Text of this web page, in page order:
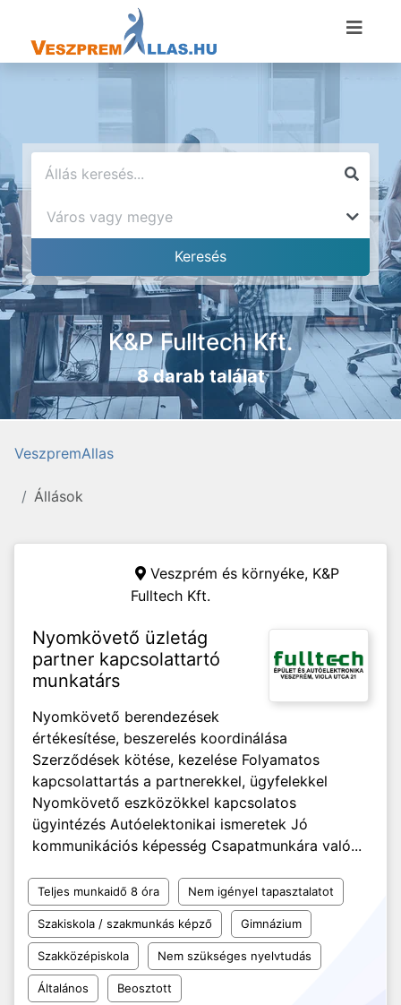
K&P Fulltech Kft.
8 darab találat
VeszpremAllas
Állások
Veszprém és környéke, K&P
Fulltech Kft.
Nyomkövető üzletág
partner kapcsolattartó
munkatárs
Nyomkövető berendezések
értékesítése, beszerelés koordinálása
Szerződések kötése, kezelése Folyamatos
kapcsolattartás a partnerekkel, ügyfelekkel
Nyomkövető eszközökkel kapcsolatos
ügyintézés Autóelektonikai ismeretek Jó
kommunikációs képesség Csapatmunkára való...
Teljes munkaidő 8 óra Nem igényel tapasztalatot
Szakiskola / szakmunkás képző Gimnázium
Szakközépiskola Nem szükséges nyelvtudás
Általános Beosztott